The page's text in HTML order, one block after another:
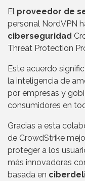
El proveedor de
personal NordVPN
ciberseguridad
Threat Protection
Este acuerdo
la inteligencia de
por empresas y
consumidores en
Gracias a esta
de CrowdStrike
proteger a los
más innovadoras
basada en